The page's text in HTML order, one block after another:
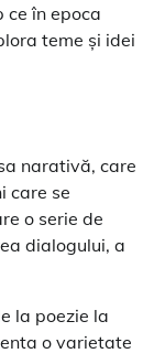
ce în epoca
teme și idei
narativă, care
care se
o serie de
dialogului, a
la poezie la
o varietate